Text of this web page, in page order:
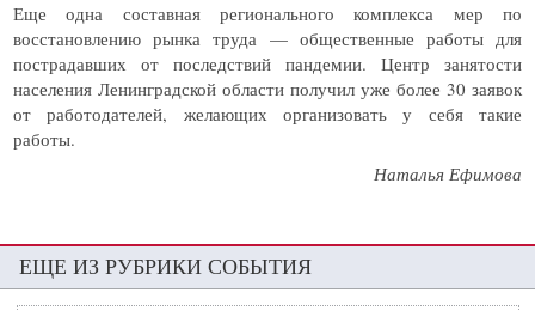
Еще одна составная регионального комплекса мер по
восстановлению рынка труда — общественные работы для
пострадавших от последствий пандемии. Центр занятости
населения Ленинградской области получил уже более 30 заявок
от работодателей, желающих организовать у себя такие
работы.
Наталья Ефимова
ЕЩЕ ИЗ РУБРИКИ СОБЫТИЯ